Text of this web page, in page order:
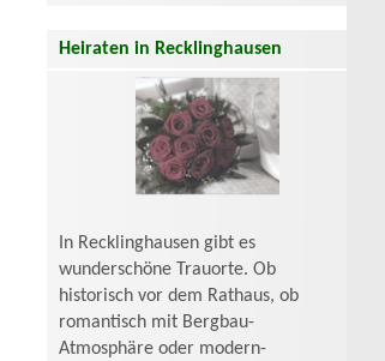
Heiraten in Recklinghausen
In Recklinghausen gibt es
wunderschöne Trauorte. Ob
historisch vor dem Rathaus, ob
romantisch mit Bergbau-
Atmosphäre oder modern-